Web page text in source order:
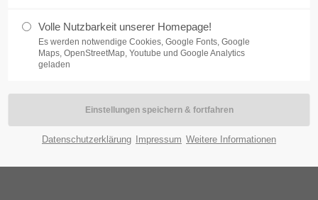
/ 365days
support for our customers
8:00am - 5:00pm(GMT +1)
Have any questions?
+44 1234 567 890
Volle Nutzbarkeit unserer Homepage!
Es werden notwendige Cookies, Google Fonts, Google
Maps, OpenStreetMap, Youtube und Google Analytics
geladen
Datenschutzerklärung Impressum Weitere Informationen